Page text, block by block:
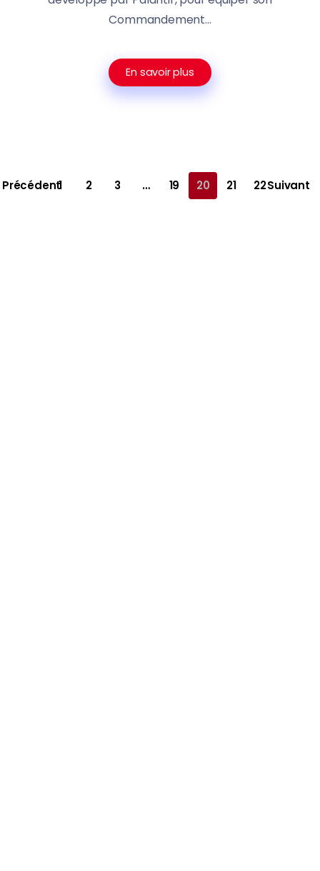
Commandement...
En savoir plus
Précédent1 2 3 … 19 20 21 22Suivant